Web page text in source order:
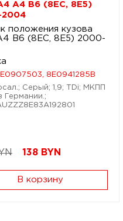
A4 B6 (8EC, 8E5)
положения кузова
B6 (8EC, 8E5) 2000-
8E0941285B
Серый; 1,9; TDi; МКПП
Германии.;
138 BYN
В корзину